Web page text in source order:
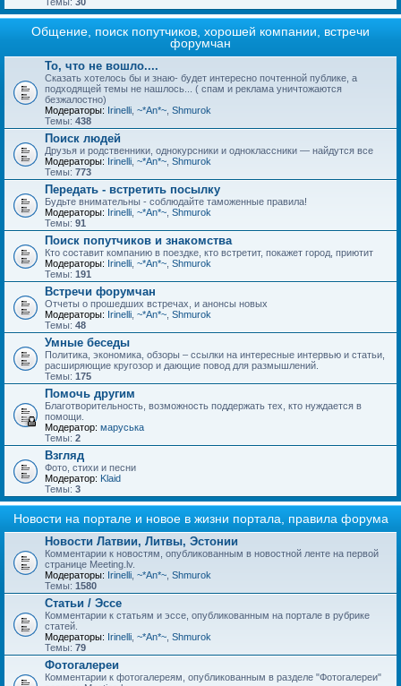
Общение, поиск попутчиков, хорошей компании, встречи
форумчан
То, что не вошло....
Сказать хотелось бы и знаю- будет интересно почтенной публике, а
подходящей темы не нашлось... ( спам и реклама уничтожаются
безжалостно)
Модераторы: Irinelli ~*An*~ Shmurok
Темы: 438
Поиск людей
Друзья и родственники, однокурсники и одноклассники — найдутся все
Модераторы: Irinelli ~*An*~ Shmurok
Темы: 773
Передать - встретить посылку
Будьте внимательны - соблюдайте таможенные правила!
Модераторы: Irinelli ~*An*~ Shmurok
Темы: 91
Поиск попутчиков и знакомства
Кто составит компанию в поездке, кто встретит, покажет город, приютит
Модераторы: Irinelli ~*An*~ Shmurok
Темы: 191
Встречи форумчан
Отчеты о прошедших встречах, и анонсы новых
Модераторы: Irinelli ~*An*~ Shmurok
Темы: 48
Умные беседы
Политика, экономика, обзоры – ссылки на интересные интервью и статьи,
расширяющие кругозор и дающие повод для размышлений.
Темы: 175
Помочь другим
Благотворительность, возможность поддержать тех, кто нуждается в
помощи.
Модератор: маруська
Темы: 2
Взгляд
Фото, стихи и песни
Модератор: Klaid
Темы: 3
Новости на портале и новое в жизни портала, правила форума
Новости Латвии, Литвы, Эстонии
Комментарии к новостям, опубликованным в новостной ленте на первой
странице Meeting.lv.
Модераторы: Irinelli ~*An*~ Shmurok
Темы: 1580
Статьи / Эссе
Комментарии к статьям и эссе, опубликованным на портале в рубрике
статей.
Модераторы: Irinelli ~*An*~ Shmurok
Темы: 79
Фотогалереи
Комментарии к фотогалереям, опубликованным в разделе "Фотогалереи"